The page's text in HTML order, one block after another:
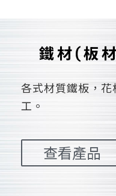
鐵材(板
各式材質鐵板，
工。
查看產品